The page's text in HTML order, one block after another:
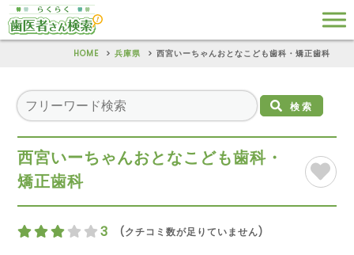
HOME 兵庫県 西宮いーちゃんおとなこども歯科・矯正歯科
検索
西宮いーちゃんおとなこども歯科・
矯正歯科
3 (クチコミ数が足りていません)